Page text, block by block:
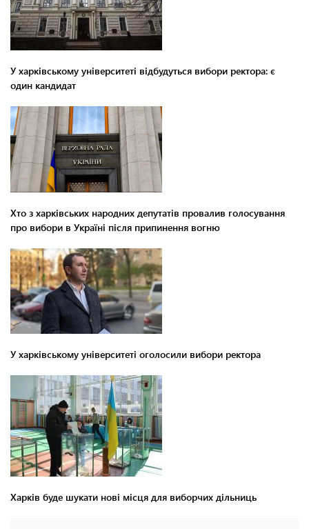
У харківському університеті відбудуться вибори ректора: є
один кандидат
Хто з харківських народних депутатів провалив голосування
про вибори в Україні після припинення вогню
У харківському університеті оголосили вибори ректора
Харків буде шукати нові місця для виборчих дільниць